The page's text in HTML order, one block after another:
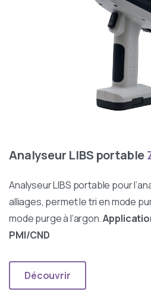
Analyseur LIBS portable
Analyseur LIBS portable pour
alliages, permet le tri en mode
mode purge à l’argon.
PMI/CND
Découvrir